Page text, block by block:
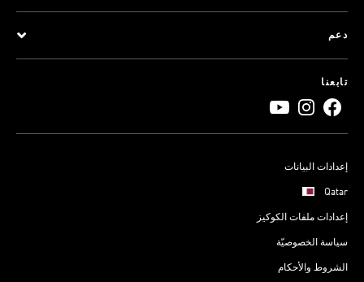
دعم
تابعنا
إعدادات البيانات
Qatar
إعدادات ملفات الكوكيز
سياسة الخصوصيّة
الشروط والأحكام